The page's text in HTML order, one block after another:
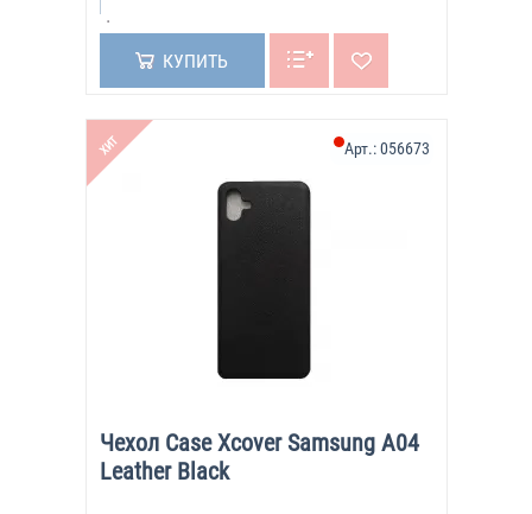
КУПИТЬ
ХИТ
Чехол Case Xcover Samsung A04
Leather Black
Арт.:056673